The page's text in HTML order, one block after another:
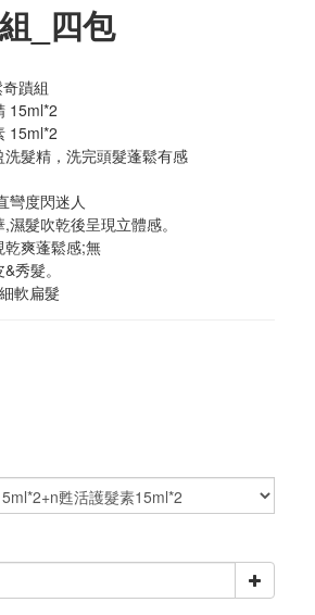
_四包
蹟組
15ml*2
15ml*2
髮精，洗完頭髮蓬鬆有感
彎度閃迷人
髮吹乾後呈現立體感。
爽蓬鬆感;無
秀髮。
軟扁髮